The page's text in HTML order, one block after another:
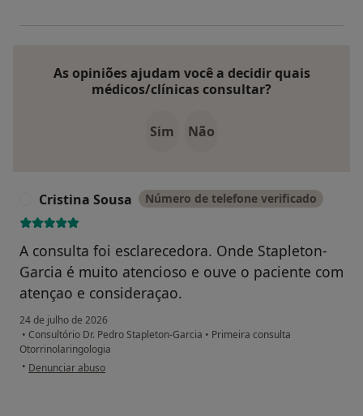
As opiniões ajudam você a decidir quais
médicos/clínicas consultar?
Sim Não
Cristina Sousa Número de telefone verificado
A consulta foi esclarecedora. Onde Stapleton-
Garcia é muito atencioso e ouve o paciente com
atençao e consideraçao.
24 de julho de 2026
• Consultório Dr. Pedro Stapleton-Garcia • Primeira consulta
Otorrinolaringologia
• na opinião do utilizador Cristina Sousa
Denunciar abuso